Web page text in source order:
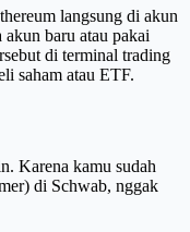
langsung di akun
baru atau pakai
di terminal trading
saham atau ETF.
Karena kamu sudah
di Schwab, nggak